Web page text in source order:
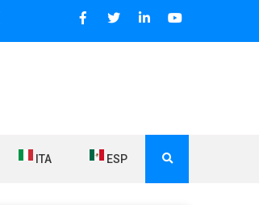
2006 DIFUNDE NOTICIAS SOBRE LA
ITA ESP